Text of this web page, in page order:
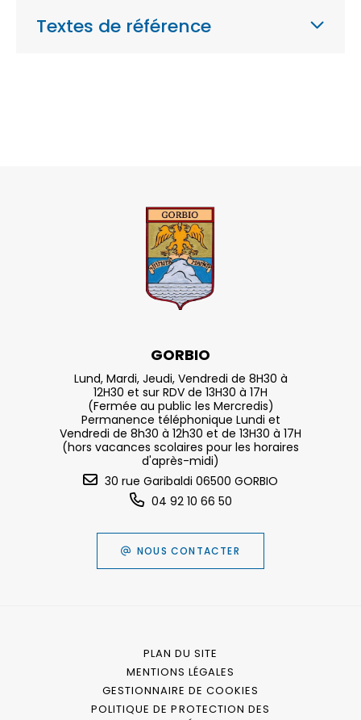
Textes de référence
GORBIO
Lund, Mardi, Jeudi, Vendredi de 8H30 à
12H30 et sur RDV de 13H30 à 17H
(Fermée au public les Mercredis)
Permanence téléphonique Lundi et
Vendredi de 8h30 à 12h30 et de 13H30 à 17H
(hors vacances scolaires pour les horaires
d'après-midi)
30 rue Garibaldi 06500 GORBIO
04 92 10 66 50
NOUS CONTACTER
PLAN DU SITE
MENTIONS LÉGALES
GESTIONNAIRE DE COOKIES
POLITIQUE DE PROTECTION DES